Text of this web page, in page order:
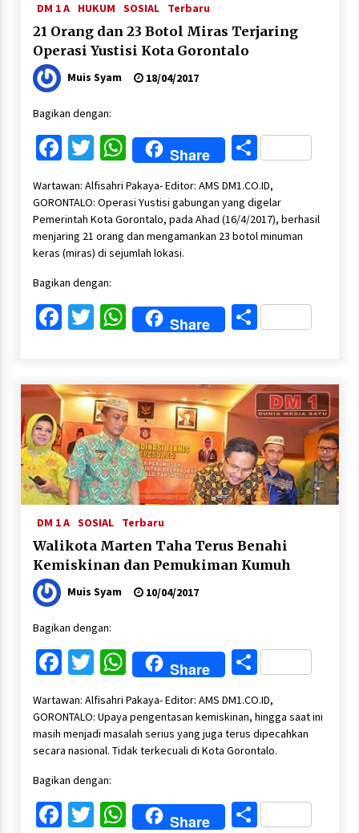
DM 1 A HUKUM SOSIAL Terbaru
21 Orang dan 23 Botol Miras Terjaring
Operasi Yustisi Kota Gorontalo
Muis Syam 18/04/2017
Bagikan dengan:
Facebook
Twitter
WhatsApp
Share Share
Wartawan: Alfisahri Pakaya- Editor: AMS DM1.CO.ID,
GORONTALO: Operasi Yustisi gabungan yang digelar
Pemerintah Kota Gorontalo, pada Ahad (16/4/2017), berhasil
menjaring 21 orang dan mengamankan 23 botol minuman
keras (miras) di sejumlah lokasi.
Bagikan dengan:
Facebook
Twitter
WhatsApp
Share Share
DM 1 A SOSIAL Terbaru
Walikota Marten Taha Terus Benahi
Kemiskinan dan Pemukiman Kumuh
Muis Syam 10/04/2017
Bagikan dengan:
Facebook
Twitter
WhatsApp
Share Share
Wartawan: Alfisahri Pakaya- Editor: AMS DM1.CO.ID,
GORONTALO: Upaya pengentasan kemiskinan, hingga saat ini
masih menjadi masalah serius yang juga terus dipecahkan
secara nasional. Tidak terkecuali di Kota Gorontalo.
Bagikan dengan:
Facebook
Twitter
WhatsApp
Share Share